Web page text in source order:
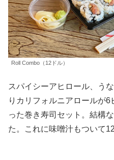
Roll Combo（12ドル）
スパイシーアヒロール、う
りカリフォルニアロールが
った巻き寿司セット。結構
た。これに味噌汁もついて